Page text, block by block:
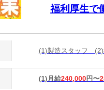
福利厚生で
(1)製造スタッフ
(1)月給240,000円〜